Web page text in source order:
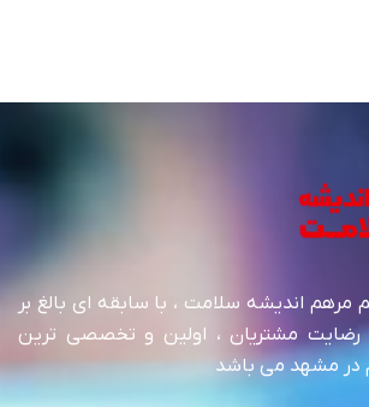
اندیشه سلامت ، با سابقه ای بالغ بر
مشتریان ، اولین و تخصصی ترین
مشهد می باشد